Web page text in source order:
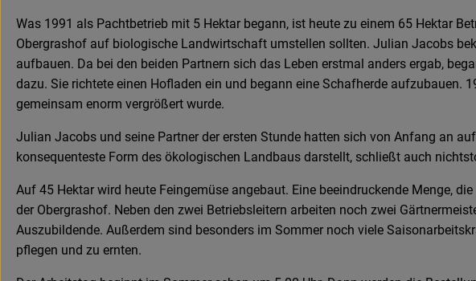
Was 1991 als Pachtbetrieb mit 5 Hektar begann, ist heute zu einem 65 Hektar
Obergrashof auf biologische Landwirtschaft umstellen sollten. Julian Jacobs
aufbauen. Da bei den beiden Partnern sich das Leben erstmal anders ergab,
dazu. Sie richtete einen Hofladen ein und begann eine Schafherde aufzubauen.
gemeinsam enorm vergrößert wurde.
Julian Jacobs und seine Partner der ersten Stunde hatten sich von Anfang an
konsequenteste Form des ökologischen Landbaus darstellt, schließt auch
Auf 45 Hektar wird heute Feingemüse angebaut. Eine beeindruckende Menge,
der Obergrashof. Neben den zwei Betriebsleitern arbeiten noch zwei
Auszubildende. Außerdem sind besonders im Sommer noch viele
pflegen und zu ernten.